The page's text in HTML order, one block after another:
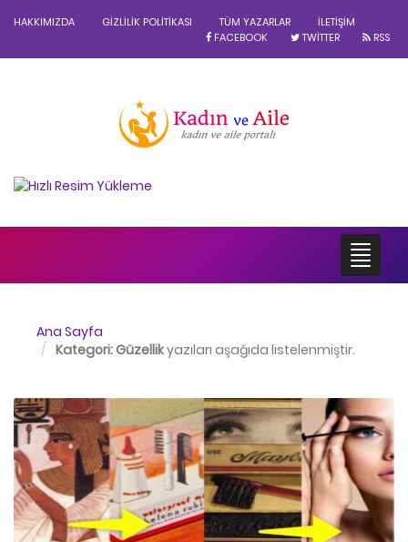
HAKKIMIZDA GIZLILIK POLITIKASI TÜM YAZARLAR
İLETIŞIM
FACEBOOK
TWITTER RSS
Ana Sayfa
Kategori:Güzellikyazıları aşağıda listelenmiştir.